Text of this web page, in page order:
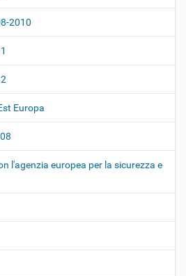
2010
Europa
l'agenzia europea per la sicurezza e